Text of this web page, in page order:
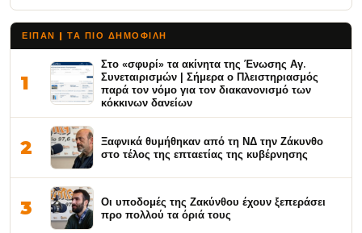
ΕΙΠΑΝ | ΤΑ ΠΙΟ ΔΗΜΟΦΙΛΉ
1
Στο «σφυρί» τα ακίνητα της Ένωσης Αγ.
Συνεταιρισμών | Σήμερα ο Πλειστηριασμός
παρά τον νόμο για τον διακανονισμό των
κόκκινων δανείων
2
Ξαφνικά θυμήθηκαν από τη ΝΔ την Ζάκυνθο
στο τέλος της επταετίας της κυβέρνησης
3
Οι υποδομές της Ζακύνθου έχουν ξεπεράσει
προ πολλού τα όριά τους